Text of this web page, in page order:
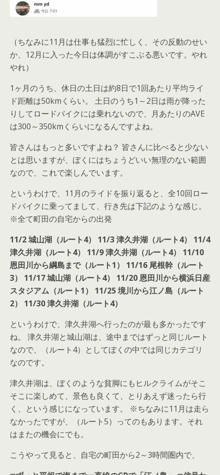
（ちなみに11月は仕事も猛烈に忙しく、その反動のせい
か、12月に入った今日は体調がすこぶる悪いです。やれ
やれ）
1ヶ月のうち、休日の土日は約8日で1回あたり平均ライ
ド距離は50kmくらい。 土日のうち1～2日は雨が降った
りしてロードバイクには乗れないので、月あたりのAVE
は300～350kmくらいになるんですよね。
皆さんはもっと多いですよね？ 皆さんに比べると少ない
とは思いますが、ぼくにはちょうどいい無理のない範囲
なので、これで楽しんでいます。
というわけで、11月のライドを振り返ると、全10回ロー
ドバイクに乗ってまして、行き先は下記のような感じ。
※全て町田の自宅からの出発
11/2 城山湖（ルート4）
11/3 津久井湖（ルート4）
11/4
津久井湖（ルート4）
11/9 津久井湖（ルート4）
11/10
恩田川から綱島まで（ルート1）
11/16 尾根幹（ルート
3）
11/17 城山湖（ルート4）
11/20 恩田川から横浜日産
スタジアム（ルート1）
11/25 境川から江ノ島（ルート
2）
11/30 津久井湖（ルート4）
というわけで、津久井湖へ行ったのが最も多かったです
ね。 津久井湖と城山湖は、途中まではずっと同じルート
なので、（ルート4）としてぼくの中では同じカテゴリ
なのです。
津久井湖は、ぼくのような貧脚にもヒルクライムがそこ
そこに楽しめて、景色も良くて、とりあえず迷ったら行
く、という感じになっています。 ※ちなみに11月は走ら
なかったですが、（ルート5）ってのもあります。それ
はまたの機会にでも。
こうやって見ると、自宅の町田から2～3時間圏内で、